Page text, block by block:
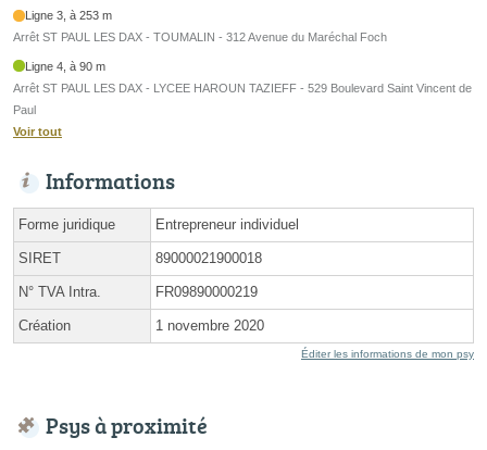
Ligne 3, à 253 m
Arrêt ST PAUL LES DAX - TOUMALIN - 312 Avenue du Maréchal Foch
Ligne 4, à 90 m
Arrêt ST PAUL LES DAX - LYCEE HAROUN TAZIEFF - 529 Boulevard Saint Vincent de
Paul
Voir tout
Informations
Forme juridique Entrepreneur individuel
SIRET 89000021900018
N° TVA Intra. FR09890000219
Création 1 novembre 2020
Éditer les informations de mon psy
Psys à proximité